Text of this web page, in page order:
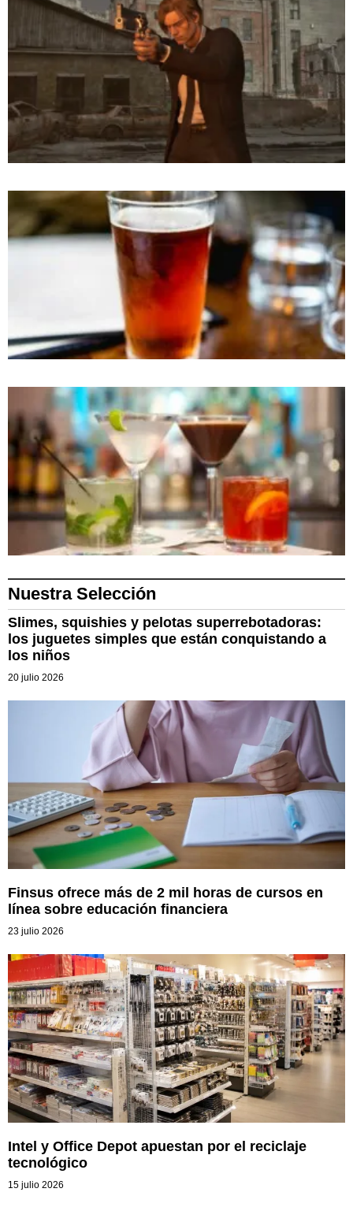
Nuestra Selección
Slimes, squishies y pelotas superrebotadoras:
los juguetes simples que están conquistando a
los niños
20 julio 2026
Finsus ofrece más de 2 mil horas de cursos en
línea sobre educación financiera
23 julio 2026
Intel y Office Depot apuestan por el reciclaje
tecnológico
15 julio 2026